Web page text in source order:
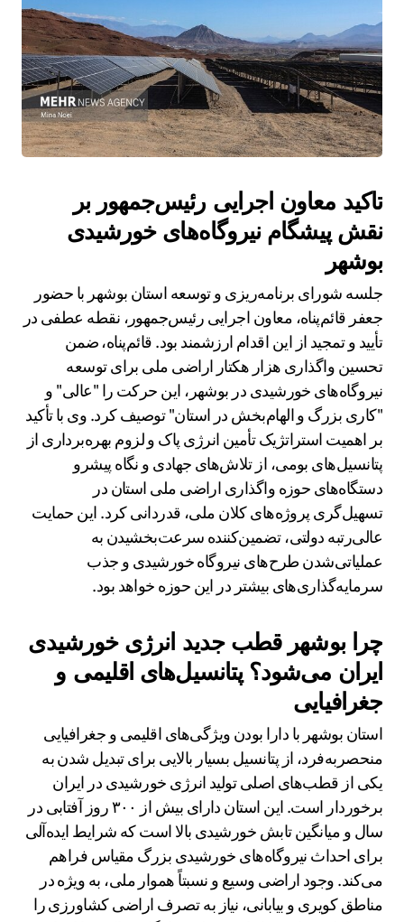
تاکید معاون اجرایی رئیس‌جمهور بر
نقش پیشگام نیروگاه‌های خورشیدی
بوشهر
جلسه شورای برنامه‌ریزی و توسعه استان بوشهر با حضور
جعفر قائم‌پناه، معاون اجرایی رئیس‌جمهور، نقطه عطفی در
تأیید و تمجید از این اقدام ارزشمند بود. قائم‌پناه، ضمن
تحسین واگذاری هزار هکتار اراضی ملی برای توسعه
نیروگاه‌های خورشیدی در بوشهر، این حرکت را "عالی" و
"کاری بزرگ و الهام‌بخش در استان" توصیف کرد. وی با تأکید
بر اهمیت استراتژیک تأمین انرژی پاک و لزوم بهره‌برداری از
پتانسیل‌های بومی، از تلاش‌های جهادی و نگاه پیشرو
دستگاه‌های حوزه واگذاری اراضی ملی استان در
تسهیل‌گری پروژه‌های کلان ملی، قدردانی کرد. این حمایت
عالی‌رتبه دولتی، تضمین‌کننده سرعت‌بخشیدن به
عملیاتی‌شدن طرح‌های نیروگاه خورشیدی و جذب
سرمایه‌گذاری‌های بیشتر در این حوزه خواهد بود.
چرا بوشهر قطب جدید انرژی خورشیدی
ایران می‌شود؟ پتانسیل‌های اقلیمی و
جغرافیایی
استان بوشهر با دارا بودن ویژگی‌های اقلیمی و جغرافیایی
منحصربه‌فرد، از پتانسیل بسیار بالایی برای تبدیل شدن به
یکی از قطب‌های اصلی تولید انرژی خورشیدی در ایران
برخوردار است. این استان دارای بیش از ۳۰۰ روز آفتابی در
سال و میانگین تابش خورشیدی بالا است که شرایط ایده‌آلی
برای احداث نیروگاه‌های خورشیدی بزرگ مقیاس فراهم
می‌کند. وجود اراضی وسیع و نسبتاً هموار ملی، به ویژه در
مناطق کویری و بیابانی، نیاز به تصرف اراضی کشاورزی را